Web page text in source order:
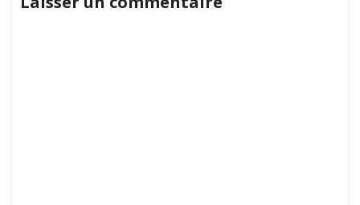
l’article